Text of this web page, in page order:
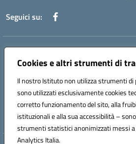
Cookies e altri strumenti di
Il nostro Istituto non utilizza strumenti
sono utilizzati esclusivamente cookies
corretto funzionamento del sito, alla
istituzionali e alla sua accessibilità –
strumenti statistici anonimizzati messi a
Analytics Italia.
Seguici su:
Indirizzo:
Centralino:089868360 Email:
Codice fiscale: 80025860653
Codice meccanografico:
SAIC857007
Codice Indice delle Pubbliche